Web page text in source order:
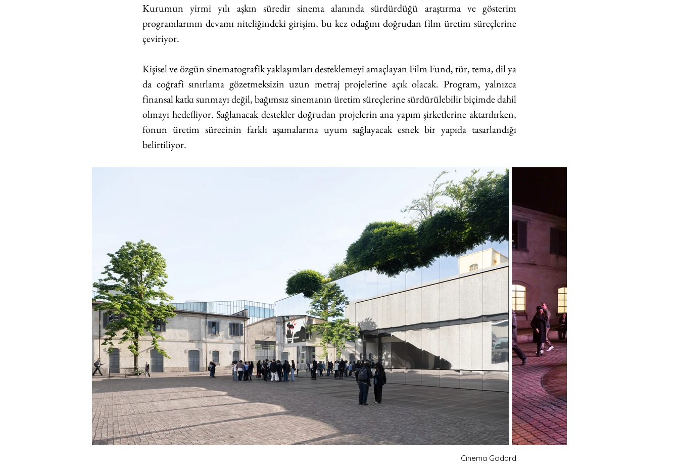
Kurumun yirmi yılı aşkın süredir sinema alanında sürdürdüğü araştırma ve gösterim
programlarının devamı niteliğindeki girişim, bu kez odağını doğrudan film üretim süreçlerine
çeviriyor.
Kişisel ve özgün sinematografik yaklaşımları desteklemeyi amaçlayan Film Fund, tür, tema, dil ya
da coğrafi sınırlama gözetmeksizin uzun metraj projelerine açık olacak. Program, yalnızca
finansal katkı sunmayı değil, bağımsız sinemanın üretim süreçlerine sürdürülebilir biçimde dahil
olmayı hedefliyor. Sağlanacak destekler doğrudan projelerin ana yapım şirketlerine aktarılırken,
fonun üretim sürecinin farklı aşamalarına uyum sağlayacak esnek bir yapıda tasarlandığı
belirtiliyor.
Cinema Godard